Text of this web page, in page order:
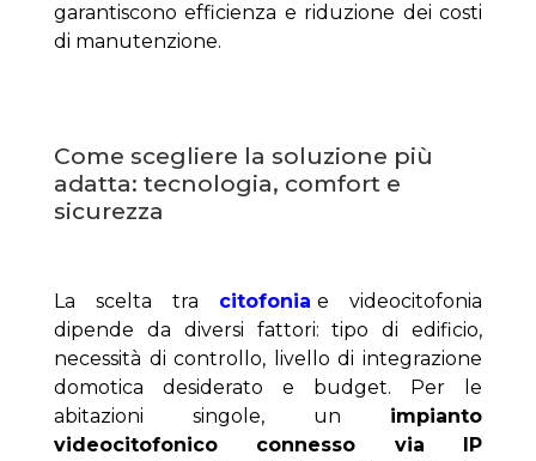
garantiscono efficienza e riduzione dei costi
di manutenzione.
Come scegliere la soluzione più
adatta: tecnologia, comfort e
sicurezza
La scelta tra citofonia e videocitofonia
dipende da diversi fattori: tipo di edificio,
necessità di controllo, livello di integrazione
domotica desiderato e budget. Per le
abitazioni singole, un impianto
videocitofonico connesso via IP